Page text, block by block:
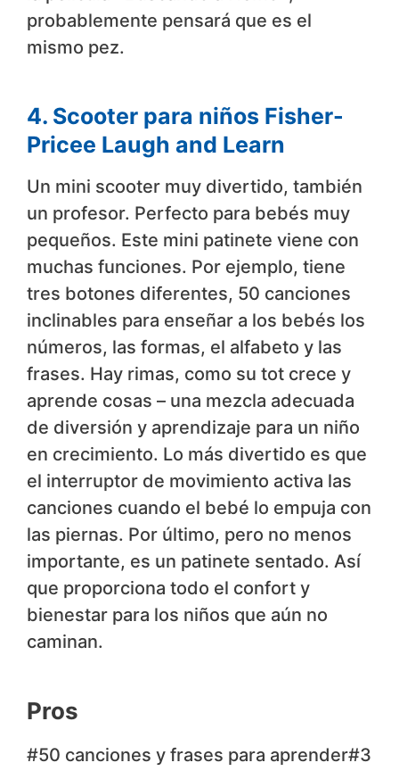
probablemente pensará que es el
mismo pez.
4. Scooter para niños Fisher-
Pricee Laugh and Learn
Un mini scooter muy divertido, también
un profesor. Perfecto para bebés muy
pequeños. Este mini patinete viene con
muchas funciones. Por ejemplo, tiene
tres botones diferentes, 50 canciones
inclinables para enseñar a los bebés los
números, las formas, el alfabeto y las
frases. Hay rimas, como su tot crece y
aprende cosas – una mezcla adecuada
de diversión y aprendizaje para un niño
en crecimiento. Lo más divertido es que
el interruptor de movimiento activa las
canciones cuando el bebé lo empuja con
las piernas. Por último, pero no menos
importante, es un patinete sentado. Así
que proporciona todo el confort y
bienestar para los niños que aún no
caminan.
Pros
#50 canciones y frases para aprender#3